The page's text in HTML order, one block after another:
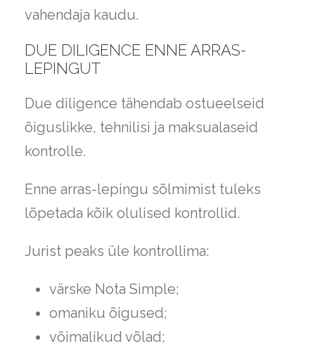
vahendaja kaudu.
DUE DILIGENCE ENNE ARRAS-
LEPINGUT
Due diligence tähendab ostueelseid
õiguslikke, tehnilisi ja maksualaseid
kontrolle.
Enne arras-lepingu sõlmimist tuleks
lõpetada kõik olulised kontrollid.
Jurist peaks üle kontrollima:
värske Nota Simple;
omaniku õigused;
võimalikud võlad;